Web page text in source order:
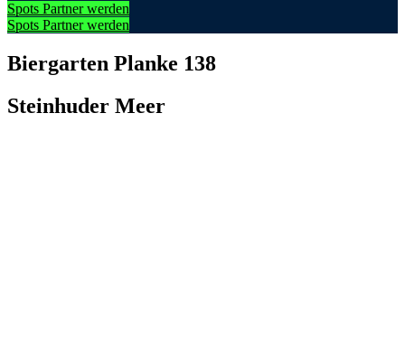
Spots Partner werden
Spots Partner werden
Biergarten Planke 138
Steinhuder Meer